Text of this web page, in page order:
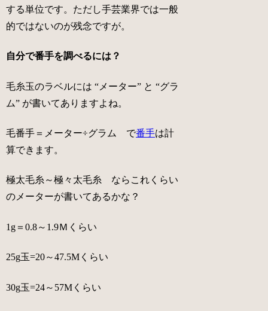
する単位です。ただし手芸業界では一般
的ではないのが残念ですが。
自分で番手を調べるには？
毛糸玉のラベルには “ メーター” と “グラ
ム” が書いてありますよね。
毛番手＝メーター÷グラム で番手は計
算できます。
極太毛糸 ～極々太毛糸 ならこれくらい
のメーターが書いてあるかな？
1g＝0.8～1.9Ｍくらい
25g玉=20～47.5Mくらい
30g玉=24～57Mくらい